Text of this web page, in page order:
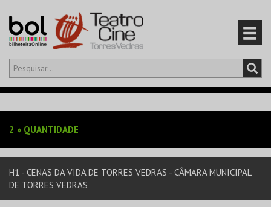
Olá,iniciar sessão
EVENTOS
CARTÕES
2 » QUANTIDADE
H1 - CENAS DA VIDA DE TORRES VEDRAS - CÂMARA MUNICIPAL
DE TORRES VEDRAS